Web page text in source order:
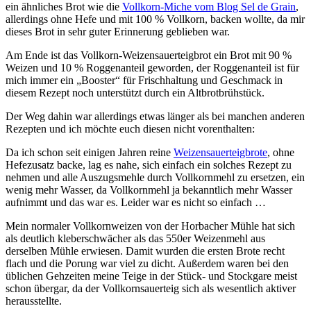
ein ähnliches Brot wie die Vollkorn-Miche vom Blog Sel de Grain,
allerdings ohne Hefe und mit 100 % Vollkorn, backen wollte, da mir
dieses Brot in sehr guter Erinnerung geblieben war.
Am Ende ist das Vollkorn-Weizensauerteigbrot ein Brot mit 90 %
Weizen und 10 % Roggenanteil geworden, der Roggenanteil ist für
mich immer ein „Booster“ für Frischhaltung und Geschmack in
diesem Rezept noch unterstützt durch ein Altbrotbrühstück.
Der Weg dahin war allerdings etwas länger als bei manchen anderen
Rezepten und ich möchte euch diesen nicht vorenthalten:
Da ich schon seit einigen Jahren reine Weizensauerteigbrote, ohne
Hefezusatz backe, lag es nahe, sich einfach ein solches Rezept zu
nehmen und alle Auszugsmehle durch Vollkornmehl zu ersetzen, ein
wenig mehr Wasser, da Vollkornmehl ja bekanntlich mehr Wasser
aufnimmt und das war es. Leider war es nicht so einfach …
Mein normaler Vollkornweizen von der Horbacher Mühle hat sich
als deutlich kleberschwächer als das 550er Weizenmehl aus
derselben Mühle erwiesen. Damit wurden die ersten Brote recht
flach und die Porung war viel zu dicht. Außerdem waren bei den
üblichen Gehzeiten meine Teige in der Stück- und Stockgare meist
schon übergar, da der Vollkornsauerteig sich als wesentlich aktiver
herausstellte.